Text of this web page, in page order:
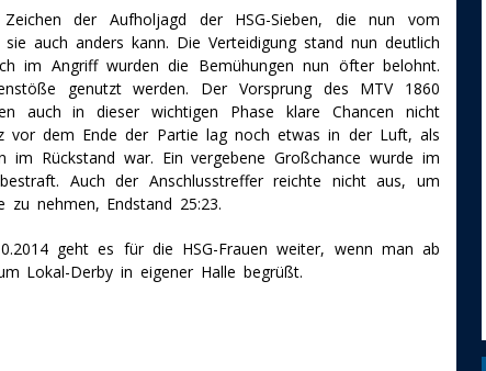
der Aufholjagd der HSG-Sieben, die nun vom
auch anders kann. Die Verteidigung stand nun deutlich
im Angriff wurden die Bemühungen nun öfter belohnt.
genutzt werden. Der Vorsprung des MTV 1860
auch in dieser wichtigen Phase klare Chancen nicht
vor dem Ende der Partie lag noch etwas in der Luft, als
im Rückstand war. Ein vergebene Großchance wurde im
Auch der Anschlusstreffer reichte nicht aus, um
nehmen, Endstand 25:23.
geht es für die HSG-Frauen weiter, wenn man ab
Lokal-Derby in eigener Halle begrüßt.